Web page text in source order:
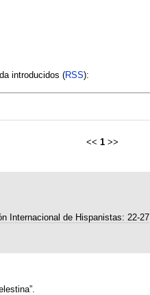
introducidos (RSS):
<< 1 >>
Internacional de Hispanistas: 22-27